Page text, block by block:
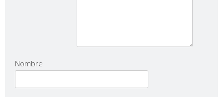
Nombre